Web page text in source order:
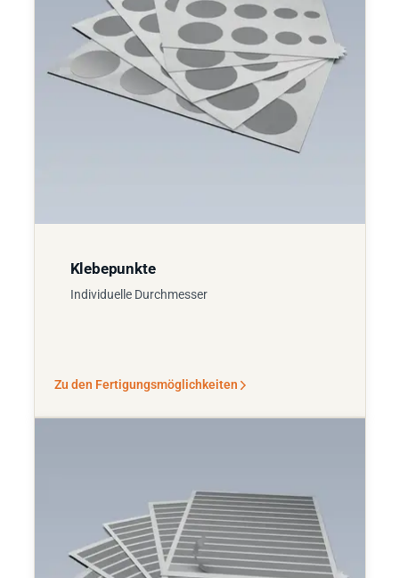
Klebepunkte
Individuelle Durchmesser
Zu den Fertigungsmöglichkeiten